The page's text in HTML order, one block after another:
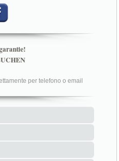
per telefono o email